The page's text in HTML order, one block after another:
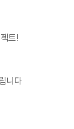
트!
니다